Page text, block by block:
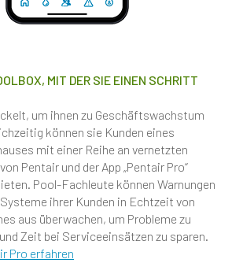
MIT DER SIE EINEN SCHRITT
um ihnen zu Geschäftswachstum
können sie Kunden eines
mit einer Reihe an vernetzten
Pentair und der App „Pentair Pro“
Pool-Fachleute können Warnungen
ihrer Kunden in Echtzeit von
aus überwachen, um Probleme zu
Zeit bei Serviceeinsätzen zu sparen.
Pro erfahren